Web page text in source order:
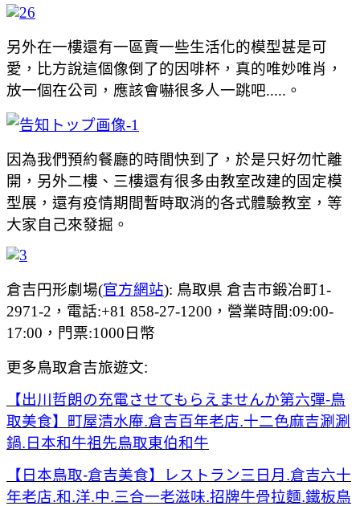
另外在一樓還有一區賣一些生活化的模型甚是可
愛，比方說這個像倒了的因啡杯，真的唯妙唯肖，
放一個在公司，應該會嚇很多人一跳吧.....。
因為我們預約餐廳的時間快到了，於是只好勿忙離
開，另外二樓、三樓還有很多由教室改建的固定模
型展，還有疫情期間暫時取消的各式體驗教室，等
大家自己來發掘。
倉吉円形劇場(官方網站): 鳥取県 倉吉市鍛冶町1-
2971-2，電話:+81 858-27-1200，營業時間:09:00-
17:00，門票:1000日幣
更多鳥取倉吉旅遊文:
【出川哲朗の充電させてもらえませんか第六彈-鳥
取美食】町屋清水庵.倉吉百年老店.十二色麻吉涮涮
鍋.日本和牛祖先鳥取東伯和牛
【日本鳥取-倉吉美食】レストラン三日月.倉吉六十
年老店.和.洋.中.三合一老滋味.招牌牛骨拉麵.鐵板鳥